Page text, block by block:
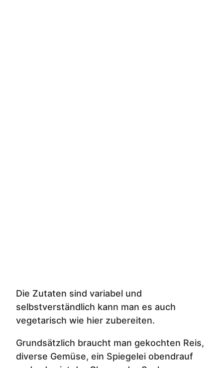
Die Zutaten sind variabel und
selbstverständlich kann man es auch
vegetarisch wie hier zubereiten.
Grundsätzlich braucht man gekochten Reis,
diverse Gemüse, ein Spiegelei obendrauf